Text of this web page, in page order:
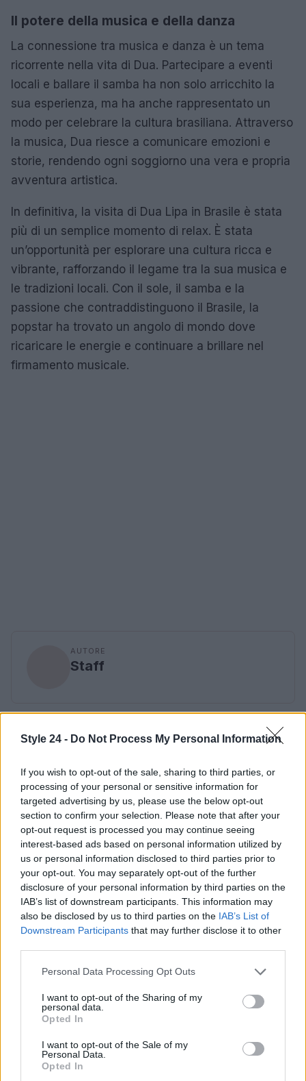
Style 24 - Do Not Process My Personal Information
If you wish to opt-out of the sale, sharing to third parties, or
processing of your personal or sensitive information for
targeted advertising by us, please use the below opt-out
section to confirm your selection. Please note that after your
opt-out request is processed you may continue seeing
interest-based ads based on personal information utilized by
us or personal information disclosed to third parties prior to
your opt-out. You may separately opt-out of the further
disclosure of your personal information by third parties on the
IAB’s list of downstream participants. This information may
also be disclosed by us to third parties on the IAB’s List of
Downstream Participants that may further disclose it to other
Please note that this website/app uses one or more Google
not limited to your visit or usage behaviour. You may click to
grant or deny consent to Google and its third-party tags to
use your data for below specified purposes in below Google
consent section.
Personal Data Processing Opt Outs
I want to opt-out of the Sharing of my
personal data.
Opted In
I want to opt-out of the Sale of my
Personal Data.
Opted In
Il potere della musica e della danza
La connessione tra musica e danza è un tema
ricorrente nella vita di Dua. Partecipare a eventi
locali e ballare il samba ha non solo arricchito la
sua esperienza, ma ha anche rappresentato un
modo per celebrare la cultura brasiliana. Attraverso
la musica, Dua riesce a comunicare emozioni e
storie, rendendo ogni soggiorno una vera e propria
avventura artistica.
In definitiva, la visita di Dua Lipa in Brasile è stata
più di un semplice momento di relax. È stata
un’opportunità per esplorare una cultura ricca e
vibrante, rafforzando il legame tra la sua musica e
le tradizioni locali. Con il sole, il samba e la
passione che contraddistinguono il Brasile, la
popstar ha trovato un angolo di mondo dove
ricaricare le energie e continuare a brillare nel
firmamento musicale.
AUTORE
Staff
Continua a leggere
LIFESTYLE